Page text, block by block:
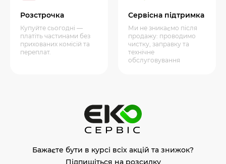
Розстрочка
Купуйте сьогодні —
платіть частинами без
прихованих комісій та
переплат.
Сервісна підтримка
Ми не зникаємо після
продажу: проводимо
чистку, заправку та
технічне
обслуговування
Бажаєте бути в курсі всіх акцій та знижок?
Підпишіться на розсилку